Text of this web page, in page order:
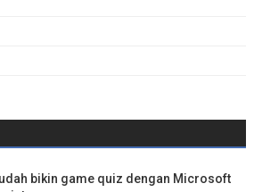
bikin game quiz dengan Microsoft